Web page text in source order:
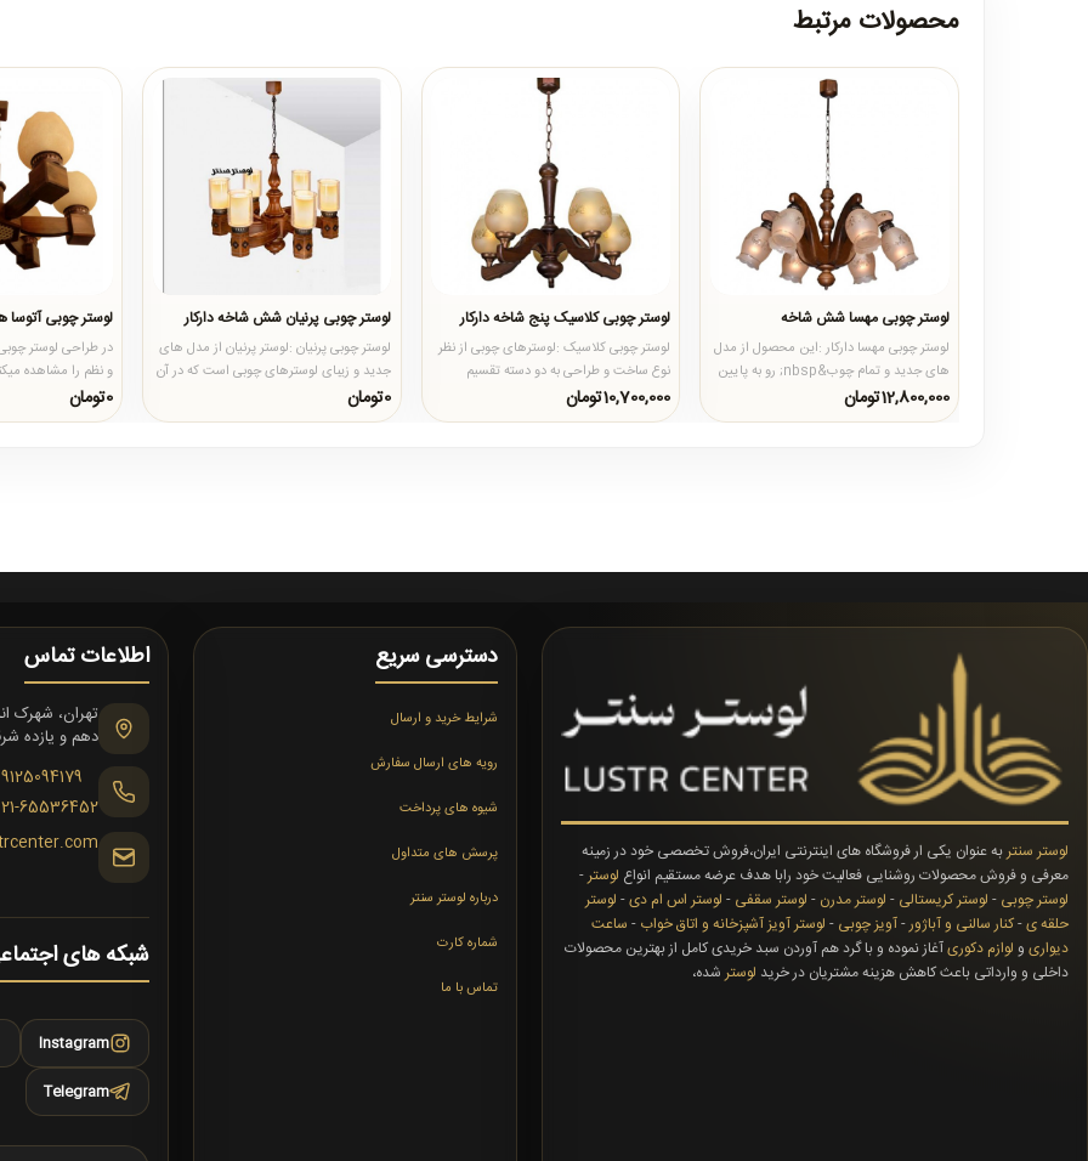
محصولات مرتبط
لوستر چوبی مهسا شش شاخه
لوستر چوبی مهسا دارکار :این محصول از مدل
های جدید و تمام چوب&nbsp; رو به پایین
کارهای چوبی میباشد که..
12,800,000تومان
لوستر چوبی کلاسیک پنج شاخه دارکار
لوستر چوبی کلاسیک :لوسترهای چوبی از نظر
نوع ساخت و طراحی به دو دسته تقسیم
میشوند :۱-لوسترهای تمام جو..
10,700,000تومان
لوستر چوبی پرنیان شش شاخه دارکار
لوستر چوبی پرنیان :لوستر پرنیان از مدل های
جدید و زیبای لوسترهای چوبی است که در آن
شکل شاخه ها بصورت..
0تومان
لوستر چوبی
در طراحی لوستر
و نظم را مشاهده
دلپذیر و زیبا را..
0تومان
لوستر سنتربه عنوان یکی ار فروشگاه های اینترنتی ایران،فروش تخصصی خود در زمینه
معرفی و فروش محصولات روشنایی فعالیت خود رابا هدف عرضه مستقیم انواع لوستر-
لوستر چوبی - لوستر کریستالی - لوستر مدرن - لوستر سقفی - لوستر اس ام دی- لوستر
حلقه ی-کنار سالنی و آباژور-آویز چوبی - لوستر آویز آشپزخانه و اتاق خواب - ساعت
دیواری و لوازم دکوریآغاز نموده و با گرد هم آوردن سبد خریدی کامل از بهترین محصولات
داخلی و وارداتی باعث کاهش هزینه مشتریان در خرید لوسترشده،
دسترسی سریع
شرایط خرید و ارسال
رویه های ارسال سفارش
شیوه های پرداخت
پرسش های متداول
درباره لوستر سنتر
شماره کارت
تماس با ما
اطلاعات تماس
دهم و یازده
65536452
شبکه های
Instagram
Telegram